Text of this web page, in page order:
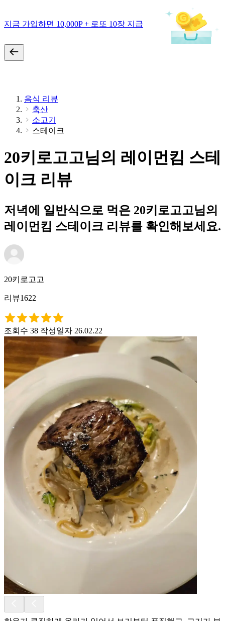
지금 가입하면 10,000P + 로또 10장 지급
음식 리뷰
축산
소고기
스테이크
20키로고고님의 레이먼킴 스테
이크 리뷰
저녁에 일반식으로 먹은 20키로고고님의
레이먼킴 스테이크 리뷰를 확인해보세요.
20키로고고
리뷰1622
조회수 38 작성일자 26.02.22